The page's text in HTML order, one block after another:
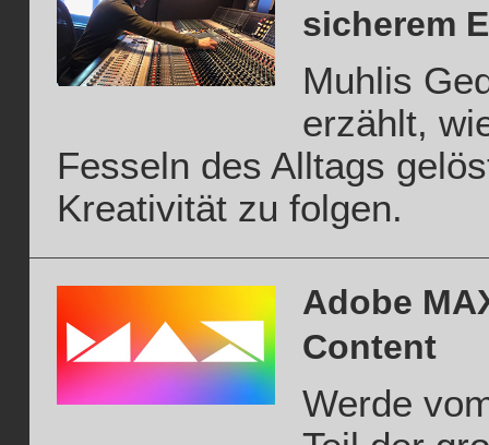
sicherem
Muhlis
erzählt,
Fesseln des Alltags
Kreativität zu folgen.
Adobe
Content
Werde